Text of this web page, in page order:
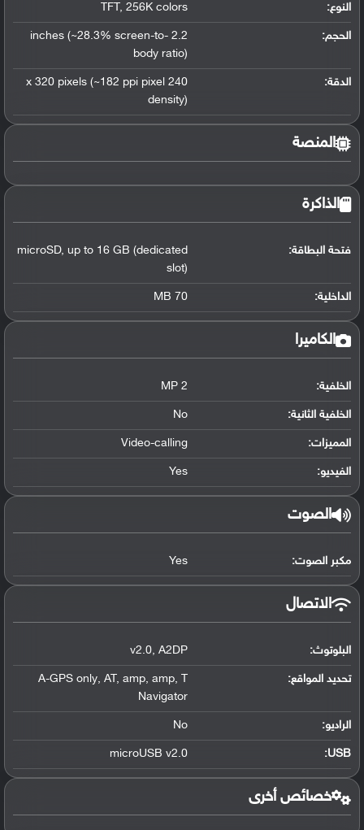
النوع: TFT, 256K colors
الحجم:
2.2 inches (~28.3% screen-to-
body ratio)
الدقة:
240 x 320 pixels (~182 ppi pixel
density)
المنصة
الذاكرة
فتحة البطاقة: microSD, up to 16 GB (dedicated
slot)
الداخلية: 70 MB
الكاميرا
الخلفية: 2 MP
الخلفية الثانية: No
المميزات: Video-calling
الفيديو: Yes
الصوت
مكبر الصوت: Yes
الاتصال
البلوتوث:
v2.0, A2DP
تحديد المواقع:
A-GPS only, AT, amp, amp, T
Navigator
الراديو: No
USB
:
microUSB v2.0
خصائص أخرى